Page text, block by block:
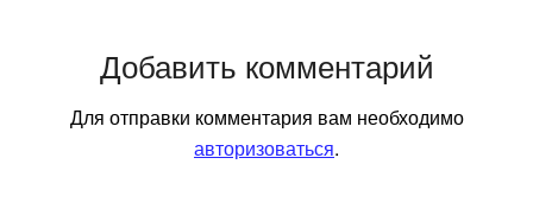
Добавить комментарий
Для отправки комментария вам необходимо
авторизоваться.